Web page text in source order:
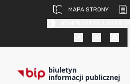
MAPA STRONY
biuletyn
informacji publicznej